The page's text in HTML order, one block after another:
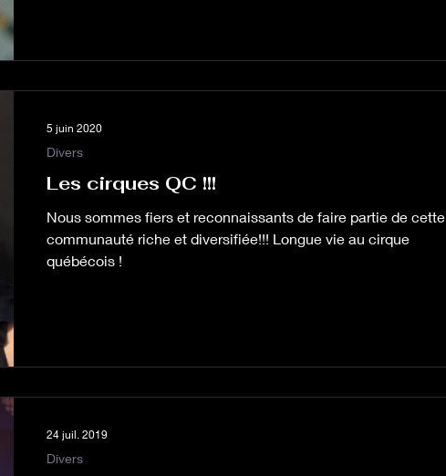
Les cirques QC !!!
Nous sommes fiers et reconnaissants de faire partie de cette
communauté riche et diversifiée!!! Longue vie au cirque
québécois !
Divers
5 juin 2020
Divers
24 juil. 2019